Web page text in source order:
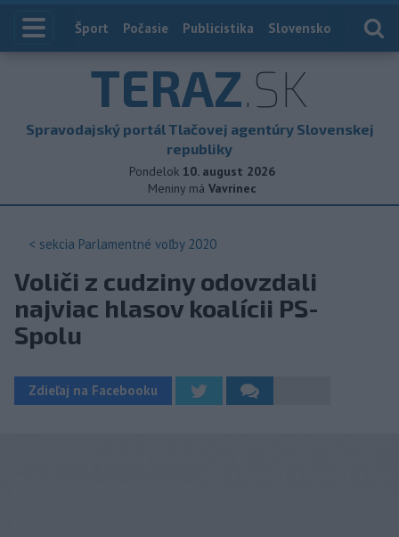
Index
Šport Počasie Publicistika Slovensko
TERAZ.SK
Spravodajský portál Tlačovej agentúry Slovenskej
republiky
Pondelok 10. august 2026
Meniny má Vavrinec
< sekcia Parlamentné voľby 2020
Voliči z cudziny odovzdali
najviac hlasov koalícii PS-
Spolu
Zdieľaj na Facebooku